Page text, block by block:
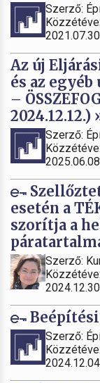
Szerző:
Az új
és az
–
2024.12.12.)
Szerző:
esetén a
szorítja a
Szerző:
Szerző: